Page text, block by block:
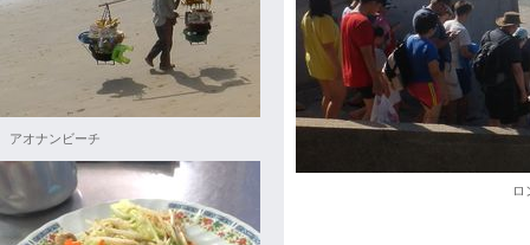
ロ
アオナンビーチ